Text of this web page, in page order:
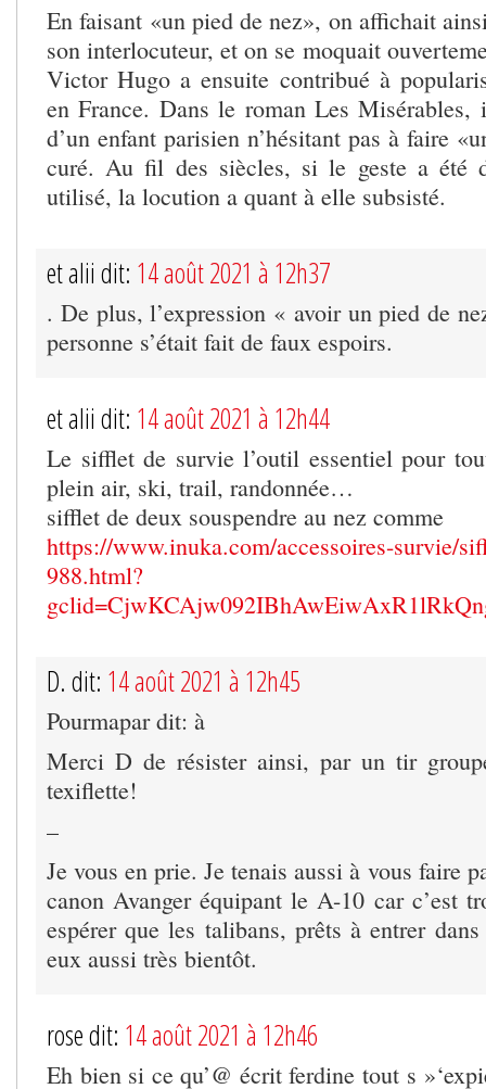
En faisant «un pied de nez», on affichait
son interlocuteur, et on se moquait
Victor Hugo a ensuite contribué à
en France. Dans le roman Les
d’un enfant parisien n’hésitant pas à faire
curé. Au fil des siècles, si le geste a été
utilisé, la locution a quant à elle subsisté.
et alii dit: 14 août 2021 à 12h37
. De plus, l’expression « avoir un pied de
personne s’était fait de faux espoirs.
et alii dit: 14 août 2021 à 12h44
Le sifflet de survie l’outil essentiel pour
plein air, ski, trail, randonnée…
sifflet de deux souspendre au nez comme
https://www.inuka.com/accessoires-survie/
988.html?
D. dit: 14 août 2021 à 12h45
Pourmapar dit: à
Merci D de résister ainsi, par un tir
texiflette!
–
Je vous en prie. Je tenais aussi à vous faire
canon Avanger équipant le A-10 car c’est
espérer que les talibans, prêts à entrer
eux aussi très bientôt.
rose dit: 14 août 2021 à 12h46
Eh bien si ce qu’@ écrit ferdine tout s